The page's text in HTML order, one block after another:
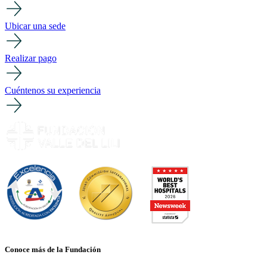
Ubicar una sede
Realizar pago
Cuéntenos su experiencia
Conoce más de la Fundación